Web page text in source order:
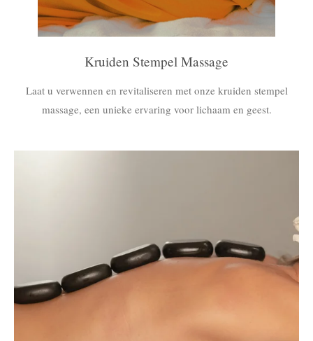
Kruiden Stempel Massage
Laat u verwennen en revitaliseren met onze kruiden stempel
massage, een unieke ervaring voor lichaam en geest.